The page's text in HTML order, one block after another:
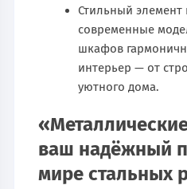
Стильный элемент
современные
шкафов
интерьер — от
уютного дома.
ваш надёжный
мире стальных